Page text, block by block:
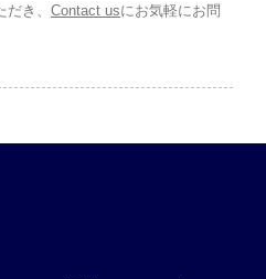
き、 Contact usにお気軽にお問